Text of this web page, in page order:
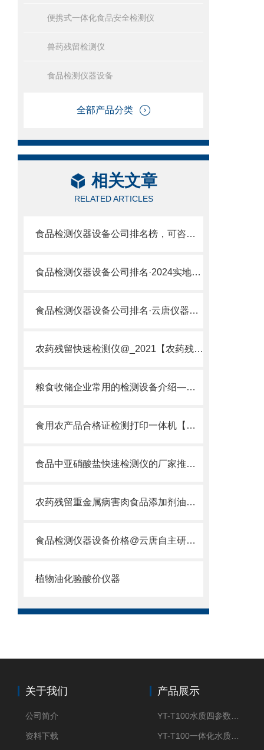
便携式一体化食品安全检测仪
兽药残留检测仪
食品检测仪器设备
全部产品分类
相关文章
RELATED ARTICLES
食品检测仪器设备公司排名榜，可咨询山东云唐智能科技有限公司
食品检测仪器设备公司排名·2024实地厂家推荐山东云唐
食品检测仪器设备公司排名·云唐仪器精选榜
农药残留快速检测仪@_2021【农药残留检测仪器仪表DE原理】
粮食收储企业常用的检测设备介绍——粮食收储快检设备默默守护粮食品质
食用农产品合格证检测打印一体机【高度智能化】食用农产品合格证检测
食品中亚硝酸盐快速检测仪的厂家推荐，2024年精选山东云唐厂家
农药残留重金属病害肉食品添加剂油类检测仪选择行业品牌云唐科技设备厂家
食品检测仪器设备价格@云唐自主研发生产+*
植物油化验酸价仪器
关于我们
公司简介
资料下载
产品展示